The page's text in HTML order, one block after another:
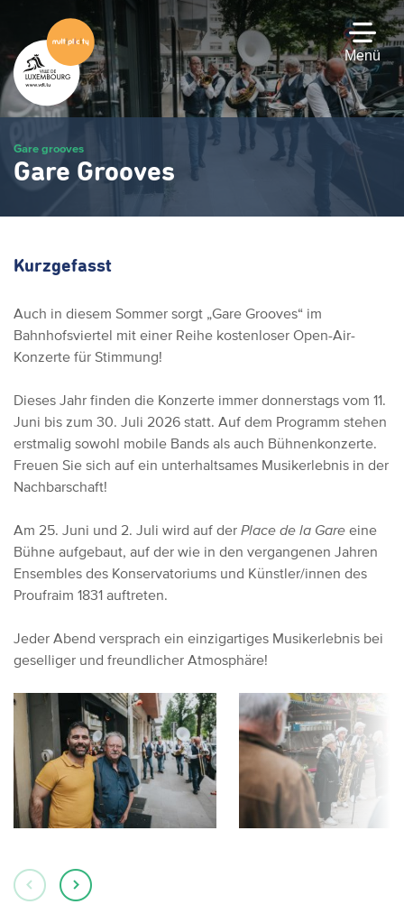
Hauptinhalt
gehen
Menü
Gare grooves
Gare Grooves
Kurzgefasst
Auch in diesem Sommer sorgt „Gare Grooves“ im
Bahnhofsviertel mit einer Reihe kostenloser Open-Air-
Konzerte für Stimmung!
Dieses Jahr finden die Konzerte immer donnerstags vom 11.
Juni bis zum 30. Juli 2026 statt. Auf dem Programm stehen
erstmalig sowohl mobile Bands als auch Bühnenkonzerte.
Freuen Sie sich auf ein unterhaltsames Musikerlebnis in der
Nachbarschaft!
Am 25. Juni und 2. Juli wird auf der Place de la Gare eine
Bühne aufgebaut, auf der wie in den vergangenen Jahren
Ensembles des Konservatoriums und Künstler/innen des
Proufraim 1831 auftreten.
Jeder Abend versprach ein einzigartiges Musikerlebnis bei
geselliger und freundlicher Atmosphäre!